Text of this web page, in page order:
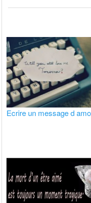
Ecrire un message d